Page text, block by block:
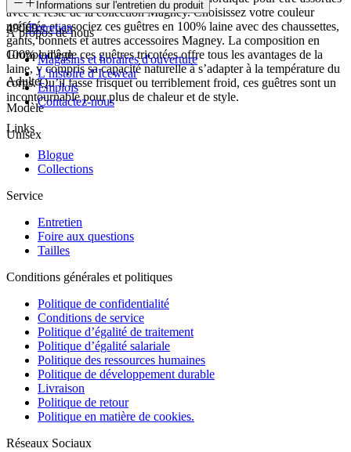
avec le reste de la collection Magney. Choisissez votre couleur
préférée et associez ces guêtres en 100% laine avec des chaussettes,
gants, bonnets et autres accessoires Magney. La composition en
100% laine de ces guêtres tricotées offre tous les avantages de la
laine, y compris sa capacité naturelle à s’adapter à la température du
corps. Qu’il fasse frisquet ou terriblement froid, ces guêtres sont un
incontournable pour plus de chaleur et de style.
49069
Groupe d'âge
Adulte
Modèle
Unisex
Informations sur l'entretien du produit
Entretien
À propos de nous
Magasins et horaires d'ouverture
L’histoire d’Icewear
Emplois
Contactez-nous
Links
Blogue
Collections
Service
Entretien
Foire aux questions
Tailles
Conditions générales et politiques
Politique de confidentialité
Conditions de service
Politique d’égalité de traitement
Politique d’égalité salariale
Politique des ressources humaines
Politique de développement durable
Livraison
Politique de retour
Politique en matière de cookies.
Réseaux Sociaux